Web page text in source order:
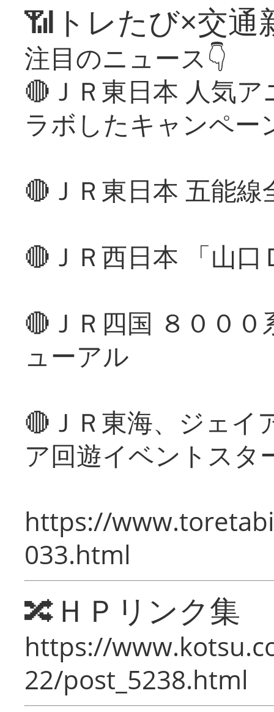
📶トレたび×交通
注目のニュース👇
🔴ＪＲ東日本 人気
ラボしたキャンペー
🔴ＪＲ東日本 五能
🔴ＪＲ西日本 「山
🔴ＪＲ四国 ８００
ューアル
🔴ＪＲ東海、ジェイ
ア回遊イベントスタ
https://
033.html
🔀ＨＰリンク集
https://
22/post_5238.html